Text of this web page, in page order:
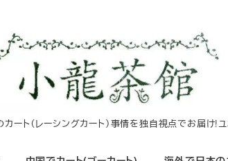
ート（レーシングカート）事情を独自視点でお届け!